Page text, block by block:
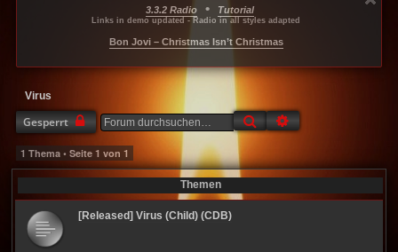
3.3.2 Radio • Tutorial
Links in demo updated - Radio in all styles adapted
Bon Jovi – Christmas Isn’t Christmas
Virus
Gesperrt Suche
1 Thema • Seite 1 von 1
Themen
[Released] Virus (Child) (CDB)